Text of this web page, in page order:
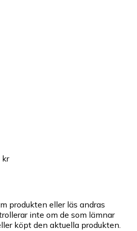
kr
produkten eller läs andras
inte om de som lämnar
köpt den aktuella produkten.